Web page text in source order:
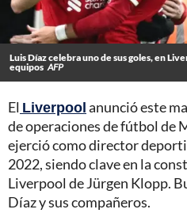
Luis Díaz celebra uno de sus goles, en
equipos AFP
El Liverpoolanunció este
de operaciones de fútbol de
ejerció como director
2022, siendo clave en la
Liverpool de Jürgen Klopp.
Díaz y sus compañeros.